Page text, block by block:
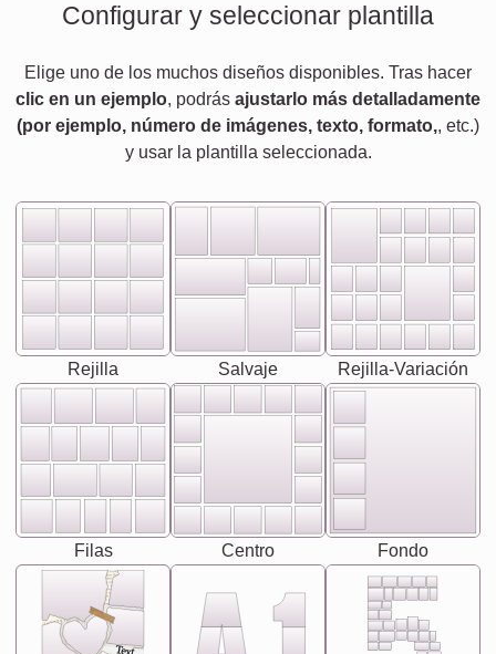
Configurar y seleccionar plantilla
Elige uno de los muchos diseños disponibles. Tras hacer
clic en un ejemplo, podrás ajustarlo más detalladamente
(por ejemplo, número de imágenes, texto, formato,, etc.)
y usar la plantilla seleccionada.
Rejilla Salvaje Rejilla-Variación
Filas Centro Fondo
Text